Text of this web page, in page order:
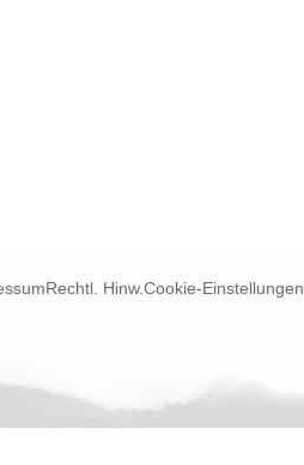
Rechtl. Hinw.Cookie-Einstellungen